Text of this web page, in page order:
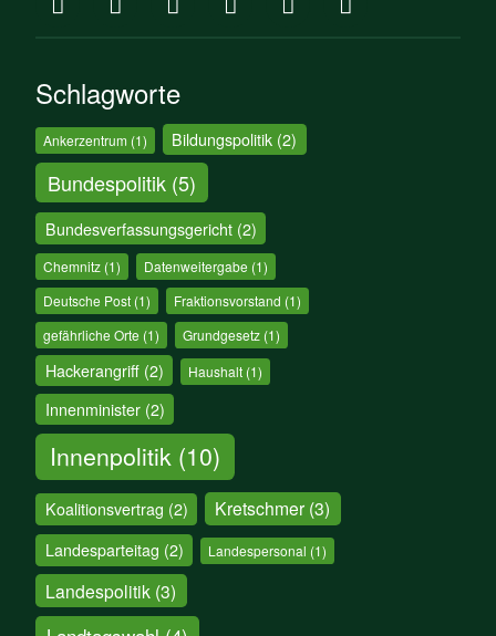
Schlagworte
Ankerzentrum (1) Bildungspolitik (2)
Bundespolitik(5)
Bundesverfassungsgericht(2)
Chemnitz (1) Datenweitergabe (1)
Deutsche Post (1) Fraktionsvorstand (1)
gefährliche Orte (1) Grundgesetz(1)
Hackerangriff(2) Haushalt (1)
Innenminister(2)
Innenpolitik(10)
Koalitionsvertrag (2) Kretschmer (3)
Landesparteitag (2) Landespersonal (1)
Landespolitik (3)